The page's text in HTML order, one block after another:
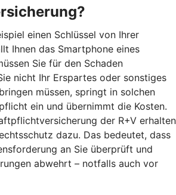
einen Schlüssel von Ihrer
Ihnen das Smartphone eines
Sie für den Schaden
nicht Ihr Erspartes oder sonstiges
müssen, springt in solchen
ein und übernimmt die Kosten.
der R+V erhalten
dazu. Das bedeutet, dass
an Sie überprüft und
abwehrt – notfalls auch vor